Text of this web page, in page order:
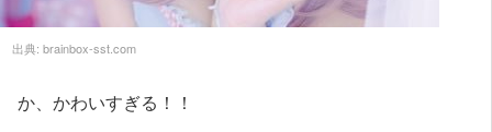
出典: brainbox-sst.com
か、かわいすぎる！！